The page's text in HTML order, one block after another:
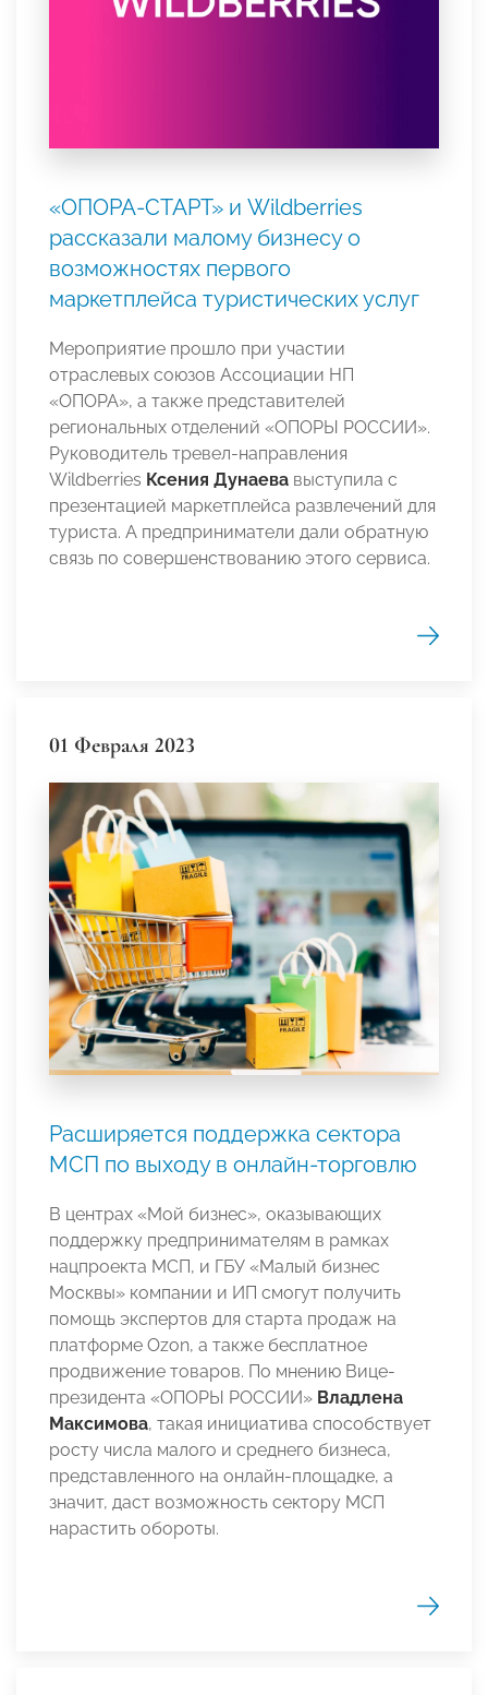
«ОПОРА-СТАРТ» и Wildberries
рассказали малому бизнесу о
возможностях первого
маркетплейса туристических услуг
Мероприятие прошло при участии
отраслевых союзов Ассоциации НП
«ОПОРА», а также представителей
региональных отделений «ОПОРЫ РОССИИ».
Руководитель тревел-направления
Wildberries Ксения Дунаева выступила с
презентацией маркетплейса развлечений для
туриста. А предприниматели дали обратную
связь по совершенствованию этого сервиса.
01 Февраля 2023
Расширяется поддержка сектора
МСП по выходу в онлайн-торговлю
В центрах «Мой бизнес», оказывающих
поддержку предпринимателям в рамках
нацпроекта МСП, и ГБУ «Малый бизнес
Москвы» компании и ИП смогут получить
помощь экспертов для старта продаж на
платформе Ozon, а также бесплатное
продвижение товаров. По мнению Вице-
президента «ОПОРЫ РОССИИ» Владлена
Максимова, такая инициатива способствует
росту числа малого и среднего бизнеса,
представленного на онлайн-площадке, а
значит, даст возможность сектору МСП
нарастить обороты.